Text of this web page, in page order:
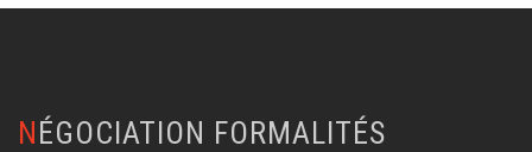
NÉGOCIATION FORMALITÉS